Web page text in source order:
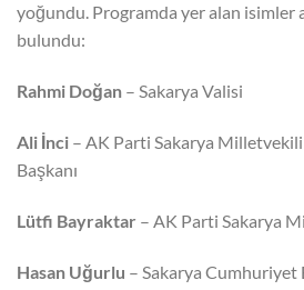
yoğundu. Programda yer alan isimler
bulundu:
Rahmi Doğan – Sakarya Valisi
Ali İnci – AK Parti Sakarya
Başkanı
Lütfi Bayraktar – AK Parti Sakarya
Hasan Uğurlu – Sakarya Cumhuriyet